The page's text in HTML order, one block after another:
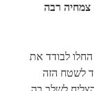
רבה
לבודד את
הזה